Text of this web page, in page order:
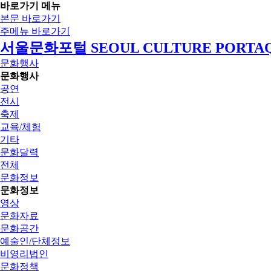
바로가기 메뉴
본문 바로가기
주메뉴 바로가기
서울문화포털 SEOUL CULTURE
문화행사
문화행사
공연
전시
축제
교육/체험
기타
문화달력
전체
문화정보
문화정보
영상
문화자료
문화공간
예술인/단체정보
비영리법인
문화정책